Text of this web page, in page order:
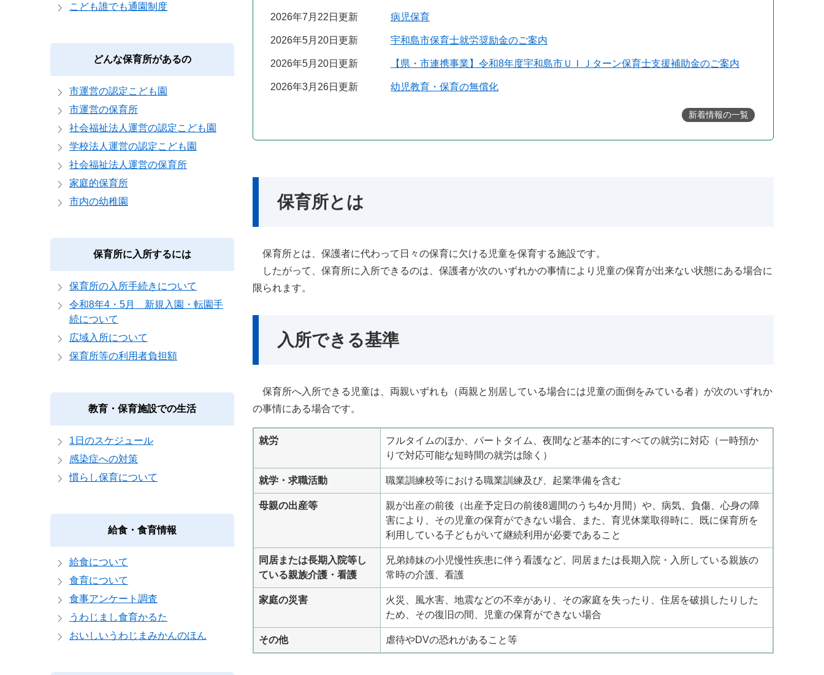
2026年7月22日更新 病児保育
2026年5月20日更新 宇和島市保育士就労奨励金のご案内
2026年5月20日更新 【県・市連携事業】令和8年度宇和島市ＵＩＪターン保育士支援補助金のご案内
2026年3月26日更新 幼児教育・保育の無償化
新着情報の一覧
保育所とは
保育所とは、保護者に代わって日々の保育に欠ける児童を保育する施設です。
したがって、保育所に入所できるのは、保護者が次のいずれかの事情により児童の保育が出来ない状態にある場合に
限られます。
入所できる基準
保育所へ入所できる児童は、両親いずれも（両親と別居している場合には児童の面倒をみている者）が次のいずれか
の事情にある場合です。
就労
フルタイムのほか、パートタイム、夜間など基本的にすべての就労に対応（一時預か
りで対応可能な短時間の就労は除く）
就学・求職活動 職業訓練校等における職業訓練及び、起業準備を含む
母親の出産等
親が出産の前後（出産予定日の前後8週間のうち4か月間）や、病気、負傷、心身の障
害により、その児童の保育ができない場合、また、育児休業取得時に、既に保育所を
利用している子どもがいて継続利用が必要であること
同居または長期入院等し
ている親族介護・看護
兄弟姉妹の小児慢性疾患に伴う看護など、同居または長期入院・入所している親族の
常時の介護、看護
家庭の災害
火災、風水害、地震などの不幸があり、その家庭を失ったり、住居を破損したりした
ため、その復旧の間、児童の保育ができない場合
その他 虐待やDVの恐れがあること等
こども誰でも通園制度
どんな保育所があるの
市運営の認定こども園
市運営の保育所
社会福祉法人運営の認定こども園
学校法人運営の認定こども園
社会福祉法人運営の保育所
家庭的保育所
市内の幼稚園
保育所に入所するには
保育所の入所手続きについて
令和8年4・5月 新規入園・転園手
続について
広域入所について
保育所等の利用者負担額
教育・保育施設での生活
1日のスケジュール
感染症への対策
慣らし保育について
給食・食育情報
給食について
食育について
食事アンケート調査
うわじまし食育かるた
おいしいうわじまみかんのほん